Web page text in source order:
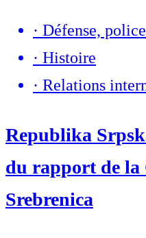
· Défense,
· Histoire
· Relations
Republika
du rapport de la
Srebrenica